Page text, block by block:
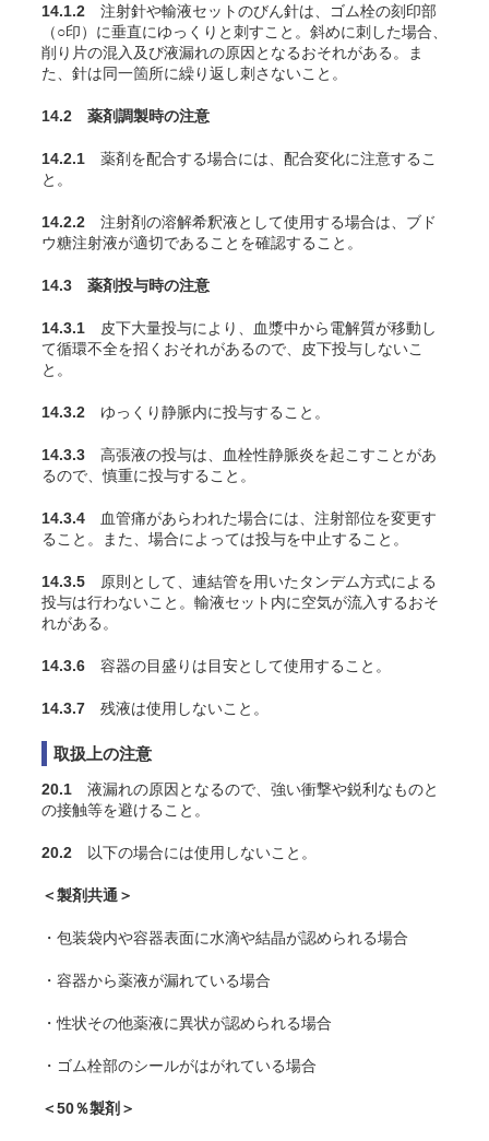
14.1.2 注射針や輸液セットのびん針は、ゴム栓の刻印部
（○印）に垂直にゆっくりと刺すこと。斜めに刺した場合、
削り片の混入及び液漏れの原因となるおそれがある。ま
た、針は同一箇所に繰り返し刺さないこと。
14.2 薬剤調製時の注意
14.2.1 薬剤を配合する場合には、配合変化に注意するこ
と。
14.2.2 注射剤の溶解希釈液として使用する場合は、ブド
ウ糖注射液が適切であることを確認すること。
14.3 薬剤投与時の注意
14.3.1 皮下大量投与により、血漿中から電解質が移動し
て循環不全を招くおそれがあるので、皮下投与しないこ
と。
14.3.2 ゆっくり静脈内に投与すること。
14.3.3 高張液の投与は、血栓性静脈炎を起こすことがあ
るので、慎重に投与すること。
14.3.4 血管痛があらわれた場合には、注射部位を変更す
ること。また、場合によっては投与を中止すること。
14.3.5 原則として、連結管を用いたタンデム方式による
投与は行わないこと。輸液セット内に空気が流入するおそ
れがある。
14.3.6 容器の目盛りは目安として使用すること。
14.3.7 残液は使用しないこと。
取扱上の注意
20.1 液漏れの原因となるので、強い衝撃や鋭利なものと
の接触等を避けること。
20.2 以下の場合には使用しないこと。
＜製剤共通＞
・包装袋内や容器表面に水滴や結晶が認められる場合
・容器から薬液が漏れている場合
・性状その他薬液に異状が認められる場合
・ゴム栓部のシールがはがれている場合
＜50％製剤＞